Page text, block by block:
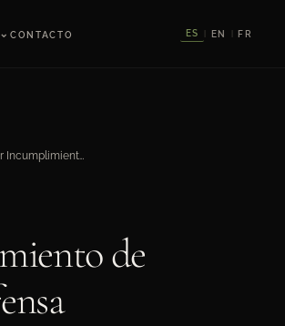
⌄ CONTACTO ES EN FR
Sanciones SAT por Incumplimiento de LFPIORPI: Exposición y Defensa
de